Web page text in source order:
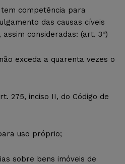
competência para
das causas cíveis
consideradas: (art. 3º)
exceda a quarenta vezes o
275, inciso II, do Código de
uso próprio;
sobre bens imóveis de